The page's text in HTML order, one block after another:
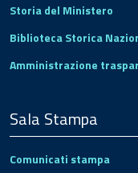
Storia del Ministero
Biblioteca Storica
Amministrazione
Sala Stampa
Comunicati stampa